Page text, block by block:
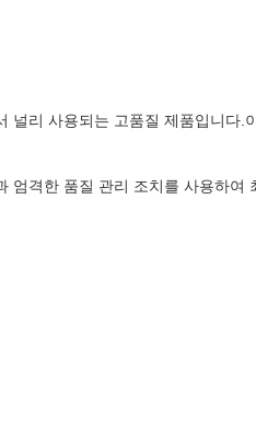
리 사용되는 고품질 제품입니
격한 품질 관리 조치를 사용하여